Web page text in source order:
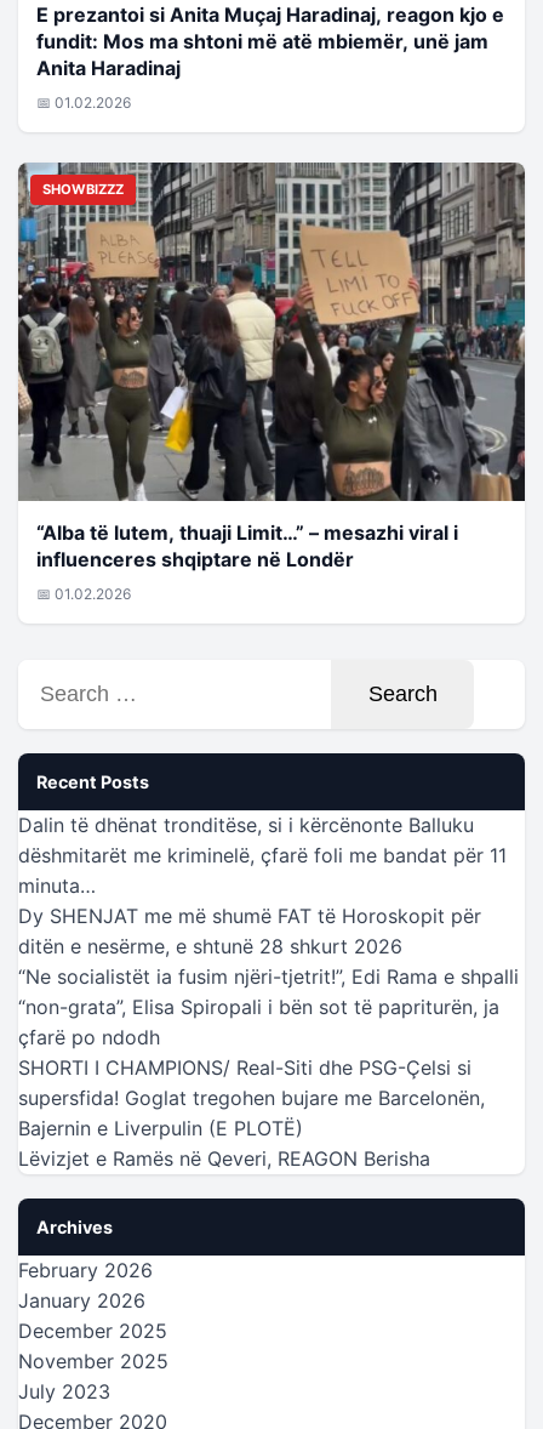
E prezantoi si Anita Muçaj Haradinaj, reagon kjo e
fundit: Mos ma shtoni më atë mbiemër, unë jam
Anita Haradinaj
📅 01.02.2026
SHOWBIZZZ
“Alba të lutem, thuaji Limit…” – mesazhi viral i
influenceres shqiptare në Londër
📅 01.02.2026
for:
Recent Posts
Dalin të dhënat tronditëse, si i kërcënonte Balluku
dëshmitarët me kriminelë, çfarë foli me bandat për 11
minuta…
Dy SHENJAT me më shumë FAT të Horoskopit për
ditën e nesërme, e shtunë 28 shkurt 2026
“Ne socialistët ia fusim njëri-tjetrit!”, Edi Rama e shpalli
“non-grata”, Elisa Spiropali i bën sot të papriturën, ja
çfarë po ndodh
SHORTI I CHAMPIONS/ Real-Siti dhe PSG-Çelsi si
supersfida! Goglat tregohen bujare me Barcelonën,
Bajernin e Liverpulin (E PLOTË)
Lëvizjet e Ramës në Qeveri, REAGON Berisha
Archives
February 2026
January 2026
December 2025
November 2025
July 2023
December 2020